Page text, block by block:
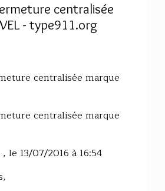
centralisée
- type911.org
centralisée marque
centralisée marque
le 13/07/2016 à 16:54